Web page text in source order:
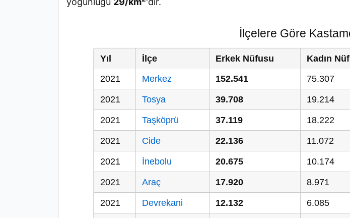
İlçelere Göre
Yıl İlçe Erkek Nüfusu Kadın
2021
Merkez 152.541 75.307
2021 Tosya 39.708 19.214
2021 Taşköprü 37.119 18.222
2021 Cide 22.136 11.072
2021 İnebolu 20.675 10.174
2021 Araç 17.920 8.971
2021 Devrekani 12.132 6.085